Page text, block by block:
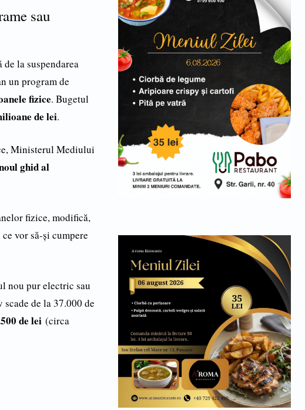
sau
la suspendarea
un program de
fizice. Bugetul
de lei.
Ministerul Mediului
ghid al
fizice, modifică,
vor să-și cumpere
nou pur electric sau
scade de la 37.000 de
de lei (circa